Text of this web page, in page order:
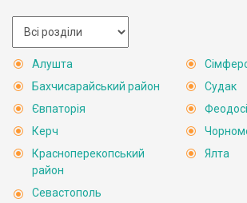
Алушта
Бахчисарайський район
Євпаторія
Керч
Красноперекопський
район
Севастополь
Судак
Ялта